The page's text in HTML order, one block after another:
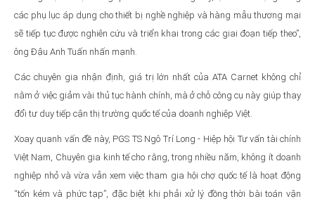
các phụ lục áp dụng cho thiết bị nghề nghiệp và hàng mẫu thương mại
sẽ tiếp tục được nghiên cứu và triển khai trong các giai đoạn tiếp theo”,
ông Đậu Anh Tuấn nhấn mạnh.
Các chuyên gia nhận định, giá trị lớn nhất của ATA Carnet không chỉ
nằm ở việc giảm vài thủ tục hành chính, mà ở chỗ công cụ này giúp thay
đổi tư duy tiếp cận thị trường quốc tế của doanh nghiệp Việt.
Xoay quanh vấn đề này, PGS TS Ngô Trí Long - Hiệp hội Tư vấn tài chính
Việt Nam, Chuyên gia kinh tế cho rằng, trong nhiều năm, không ít doanh
nghiệp nhỏ và vừa vẫn xem việc tham gia hội chợ quốc tế là hoạt động
“tốn kém và phức tạp”, đặc biệt khi phải xử lý đồng thời bài toán vận